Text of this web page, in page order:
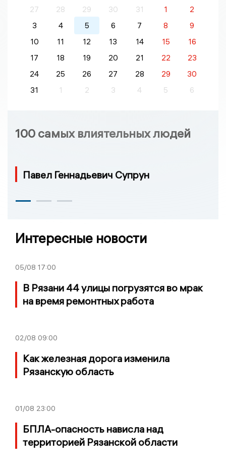
27
28 29 30 31 1
2
3
4 5 6 7 8
9
10
11 12 13 14 15
16
17
18 19 20 21 22
23
24
25 26 27 28 29
30
31
1 2 3 4 5 6
100 самых влиятельных людей
Павел Геннадьевич Супрун
Интересные новости
05/08 17:00
В Рязани 44 улицы погрузятся во мрак
на время ремонтных работа
02/08 09:00
Как железная дорога изменила
Рязанскую область
01/08 23:00
БПЛА-опасность нависла над
территорией Рязанской области